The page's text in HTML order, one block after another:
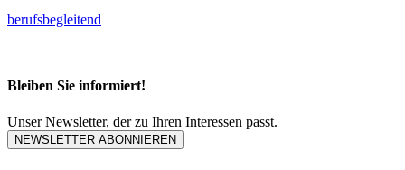
berufsbegleitend
Bleiben Sie informiert!
Unser Newsletter, der zu Ihren Interessen passt.
NEWSLETTER ABONNIEREN